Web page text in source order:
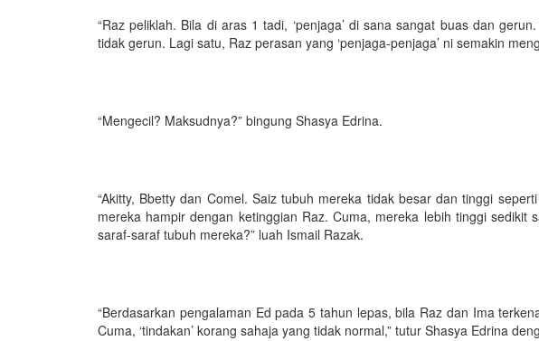
“Raz peliklah. Bila di aras 1 tadi, ‘penjaga’ di sana sangat buas dan
tidak gerun. Lagi satu, Raz perasan yang ‘penjaga-penjaga’ ni semakin
“Mengecil? Maksudnya?” bingung Shasya Edrina.
“Akitty, Bbetty dan Comel. Saiz tubuh mereka tidak besar dan tinggi
mereka hampir dengan ketinggian Raz. Cuma, mereka lebih tinggi sedikit
saraf-saraf tubuh mereka?” luah Ismail Razak.
“Berdasarkan pengalaman Ed pada 5 tahun lepas, bila Raz dan Ima
Cuma, ‘tindakan’ korang sahaja yang tidak normal,” tutur Shasya Edrina